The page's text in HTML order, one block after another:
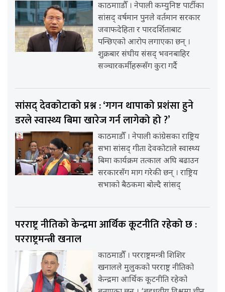
काठमााडौँ । नेपाली कम्युनिष्ट पार्टीका
सांसद् वर्षमान पुनले वर्तमान सरकार
जवाफदेहिता र पारदर्शिताबाट
पन्छिएको आरोप लगाएका छन् ।
शुक्रबार संघीय संसद् भवनबाहिर
सञ्चारकर्मीहरूसँग कुरा गर्दै
सांसद् देवकोटाको प्रश्न : ‘गगन थापाको प्रशंसा हुने
डरले स्वास्थ्य बिमा खारेज गर्न लागेको हो ?’
काठमाडौँ । नेपाली कांग्रेसका राष्ट्रिय
सभा सांसद् गीता देवकोटाले स्वास्थ्य
बिमा कार्यक्रम तत्काल अघि बढाउन
सरकारसँग माग गरेकी छन् । राष्ट्रिय
सभाको बैठकमा बोल्दै सांसद्
परराष्ट्र नीतिको केन्द्रमा आर्थिक कूटनीति रहेको छ :
परराष्ट्रमन्त्री खनाल
काठमाडौँ । परराष्ट्रमन्त्री शिशिर
खनालले मुलुकको परराष्ट्र नीतिको
केन्द्रमा आर्थिक कूटनीति रहेको